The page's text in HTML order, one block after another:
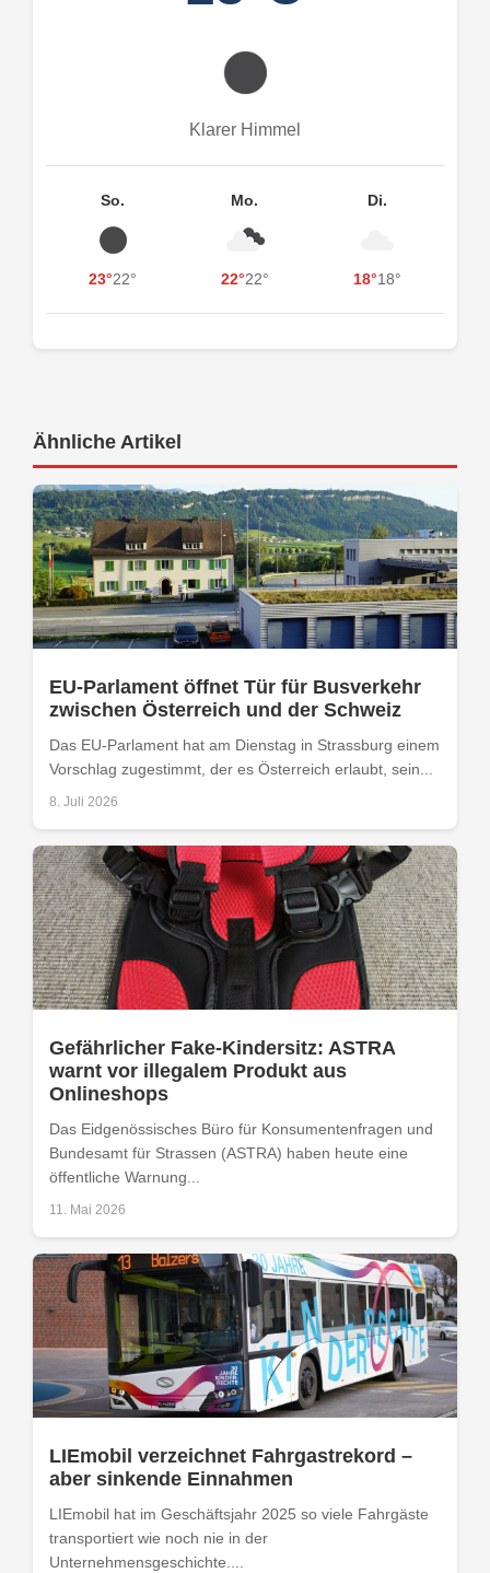
Klarer Himmel
So.
23°22°
Mo.
22°22°
Di.
18°18°
Ähnliche Artikel
EU-Parlament öffnet Tür für Busverkehr
zwischen Österreich und der Schweiz
Das EU-Parlament hat am Dienstag in Strassburg einem
Vorschlag zugestimmt, der es Österreich erlaubt, sein...
8. Juli 2026
Gefährlicher Fake-Kindersitz: ASTRA
warnt vor illegalem Produkt aus
Onlineshops
Das Eidgenössisches Büro für Konsumentenfragen und
Bundesamt für Strassen (ASTRA) haben heute eine
öffentliche Warnung...
11. Mai 2026
LIEmobil verzeichnet Fahrgastrekord –
aber sinkende Einnahmen
LIEmobil hat im Geschäftsjahr 2025 so viele Fahrgäste
transportiert wie noch nie in der
Unternehmensgeschichte....